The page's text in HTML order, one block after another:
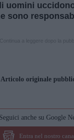
uomini
sono
Articolo originale
Seguici anche su Google
Entra nel nostro